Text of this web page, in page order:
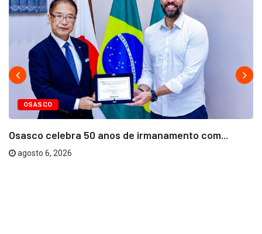
OSASCO
Osasco celebra 50 anos de irmanamento com...
agosto 6, 2026